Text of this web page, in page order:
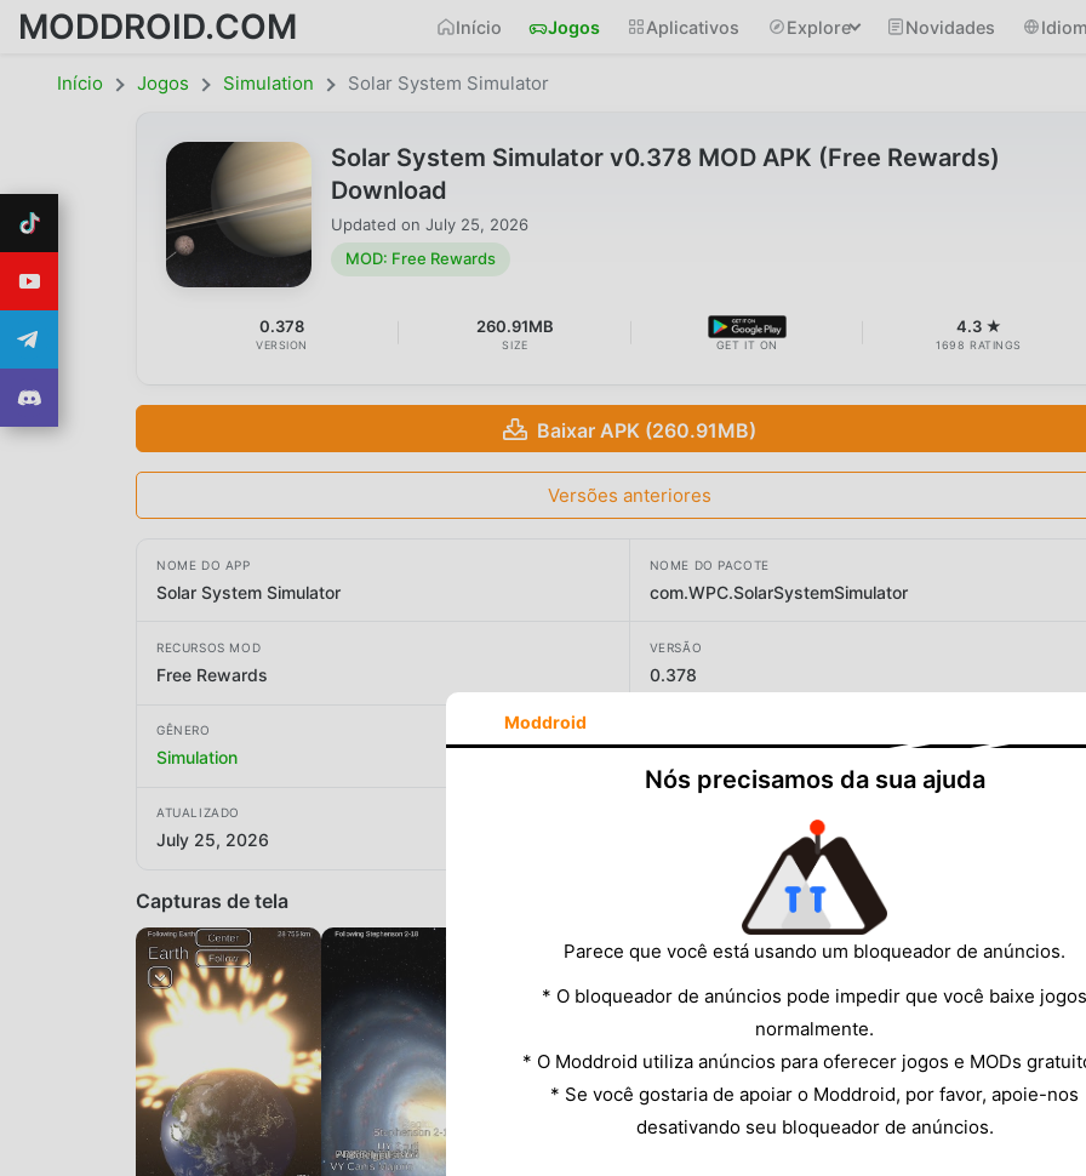
MODDROID.COM Início Jogos Aplicativos Explore Novidades
Início Jogos Simulation Solar System Simulator
Solar System Simulator v0.378 MOD APK (Free Rewards)
Download
Updated on July 25, 2026
MOD: Free Rewards
0.378
VERSION
260.91MB
SIZE GET IT ON
4.3 ★
1698 RATINGS
Baixar APK (260.91MB)
Versões anteriores
NOME DO APP
Solar System Simulator
NOME DO PACOTE
com.WPC.SolarSystemSimulator
RECURSOS MOD
Free Rewards
VERSÃO
0.378
GÊNERO
Simulation
ATUALIZADO
July 25, 2026
Capturas de tela
Moddroid
Nós precisamos da sua ajuda
Parece que você está usando um bloqueador de anúncios.
* O bloqueador de anúncios pode impedir que você baixe jogos
normalmente.
* O Moddroid utiliza anúncios para oferecer jogos e MODs
* Se você gostaria de apoiar o Moddroid, por favor, apoie-nos
desativando seu bloqueador de anúncios.